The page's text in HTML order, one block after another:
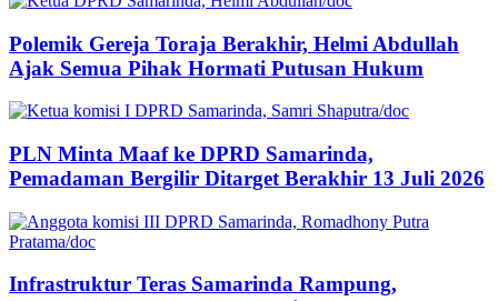
Polemik Gereja Toraja Berakhir, Helmi Abdullah
Ajak Semua Pihak Hormati Putusan Hukum
PLN Minta Maaf ke DPRD Samarinda,
Pemadaman Bergilir Ditarget Berakhir 13 Juli 2026
Infrastruktur Teras Samarinda Rampung,